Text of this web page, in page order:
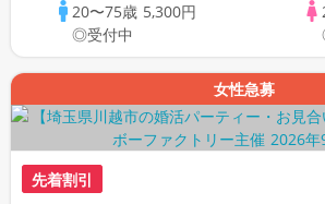
20〜75歳 5,300円
◎受付中
女性急募
先着割引